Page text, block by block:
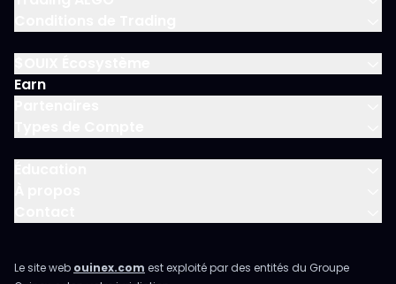
Earn
Le site web ouinex.com est exploité par des entités du Groupe